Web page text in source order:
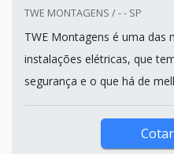
TWE MONTAGENS / - - SP
TWE Montagens é uma das
instalações elétricas, que
segurança e o que há de